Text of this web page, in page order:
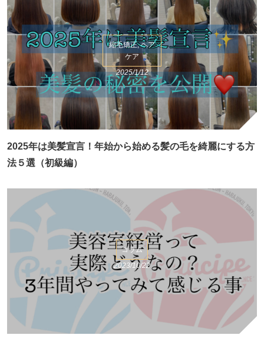
縮毛矯正, ヘア
ケア
2025/1/12
2025年は美髪宣言！年始から始める髪の毛を綺麗にする方
法５選（初級編）
コラム
2023/10/22